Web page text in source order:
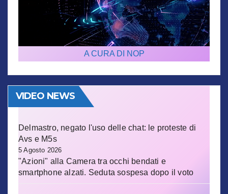
A CURA DI NOP
VIDEO NEWS
Delmastro, negato l'uso delle chat: le proteste di
Avs e M5s
5 Agosto 2026
"Azioni" alla Camera tra occhi bendati e
smartphone alzati. Seduta sospesa dopo il voto